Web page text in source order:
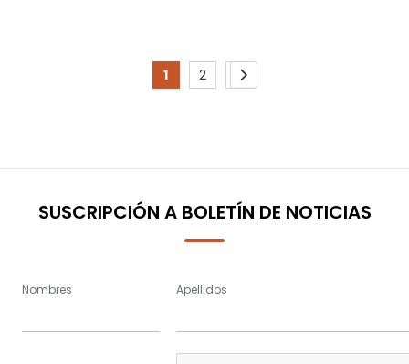
Page
You're
page
1
Page
2
Page
3
Page
Siguiente
SUSCRIPCIÓN A BOLETÍN DE NOTICIAS
Nombres Apellidos